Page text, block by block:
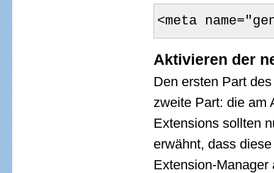
<meta
Aktivieren der
Den ersten Part
zweite Part: die am
Extensions sollten
erwähnt, dass
Extension-